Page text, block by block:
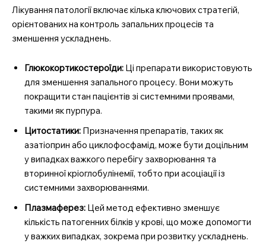
Лікування патології включає кілька ключових стратегій,
орієнтованих на контроль запальних процесів та
зменшення ускладнень.
Глюкокортикостероїди: Ці препарати використовують
для зменшення запального процесу. Вони можуть
покращити стан пацієнтів зі системними проявами,
такими як пурпура.
Цитостатики: Призначення препаратів, таких як
азатіоприн або циклофосфамід, може бути доцільним
у випадках важкого перебігу захворювання та
вторинної кріоглобулінемії, тобто при асоціації із
системними захворюваннями.
Плазмаферез: Цей метод ефективно зменшує
кількість патогенних білків у крові, що може допомогти
у важких випадках, зокрема при розвитку ускладнень.